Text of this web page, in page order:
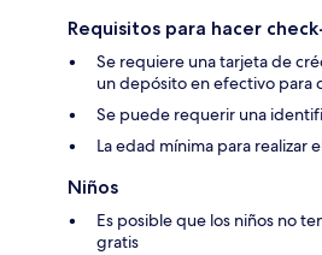
Requisitos para hacer
Se requiere una tarjeta de
un depósito en efectivo para
Se puede requerir una
La edad mínima para realizar
Niños
Es posible que los niños no
gratis